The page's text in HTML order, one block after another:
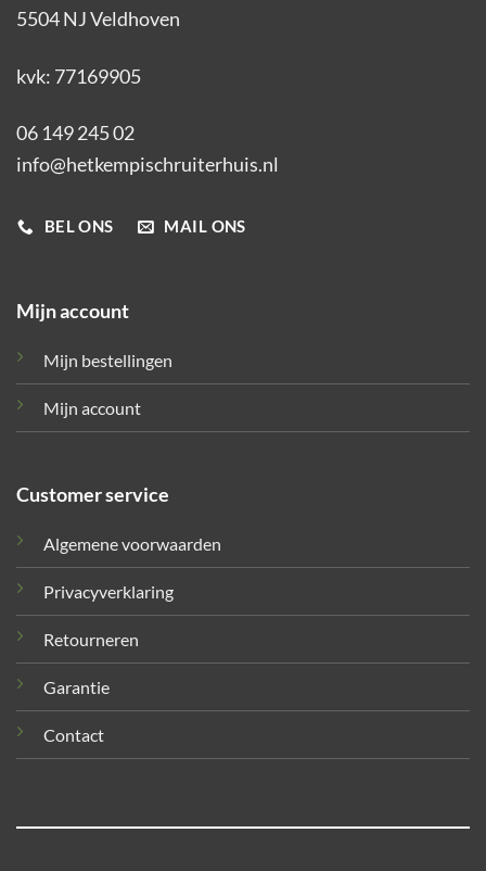
5504 NJ Veldhoven
kvk: 77169905
06 149 245 02
info@hetkempischruiterhuis.nl
BEL ONS MAIL ONS
Mijn account
Mijn bestellingen
Mijn account
Customer service
Algemene voorwaarden
Privacyverklaring
Retourneren
Garantie
Contact